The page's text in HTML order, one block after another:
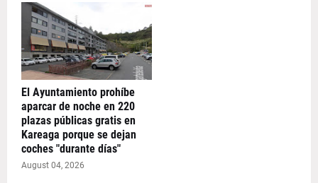
El Ayuntamiento prohíbe
aparcar de noche en 220
plazas públicas gratis en
Kareaga porque se dejan
coches "durante días"
August 04, 2026